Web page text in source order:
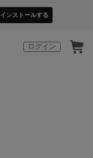
インストールする
ログイン